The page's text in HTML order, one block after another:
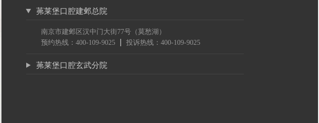
茀莱堡口腔建邺总院
南京市建邺区汉中门大街77号（莫愁湖）
预约热线：400-109-9025
投诉热线：400-109-9025
茀莱堡口腔玄武分院